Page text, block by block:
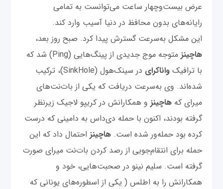
عرض بیست‌و‌چهار ساعت می‌توانست به تمامی
رایانه‌های بدون محافظ در دنیا آسیب‌ وارد کند.
این مشکل به‌سرعت گسترش پیدا کرد. صبح روز بعد،
هاچینز
متوجه موج جدیدی از پینگ‌هایی (Ping) شد که
با ترافیکواناکرای
در سینک‌هول (SinkHole)، ترکیب
شده‌اند. وی به‌سرعت دریافت که یکی از بات‌نت‌‌های
میرای کههاچینز و همکارانش در کریپو لاجیک زیرنظر
گرفته بودند، اکنون با حمله دی‌داس به دامینی که درست
کرده بود حمله‌ور شده است.هاچینز احتمال داد که این
حمله برای انتقام‌جویی از رصد کردن بات‌نت میرای صورت
گرفته است. سلیم نینو در صحبت‌هایی، خود و
همکارانش را به اطلس ( یکی از اسطوره‌های یونانی که